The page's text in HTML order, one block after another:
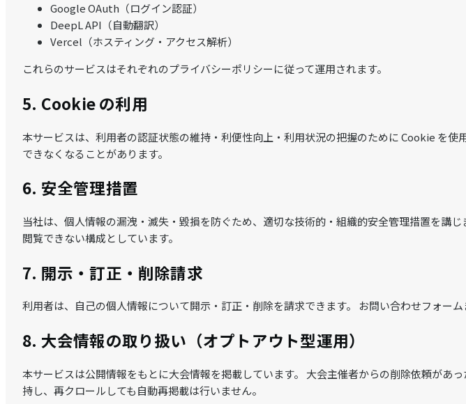
Google OAuth（ログイン認証）
DeepL API（自動翻訳）
Vercel（ホスティング・アクセス解析）
これらのサービスはそれぞれのプライバシーポリシーに従って運用されます。
5. Cookie の利用
本サービスは、利用者の認証状態の維持・利便性向上・利用状況の把握のために Cookie を
できなくなることがあります。
6. 安全管理措置
当社は、個人情報の漏洩・滅失・毀損を防ぐため、適切な技術的・組織的安全管理措置を講
閲覧できない構成としています。
7. 開示・訂正・削除請求
利用者は、自己の個人情報について開示・訂正・削除を請求できます。 お問い合わせフォー
8. 大会情報の取り扱い（オプトアウト型運用）
本サービスは公開情報をもとに大会情報を掲載しています。 大会主催者からの削除依頼があ
持し、再クロールしても自動再掲載は行いません。